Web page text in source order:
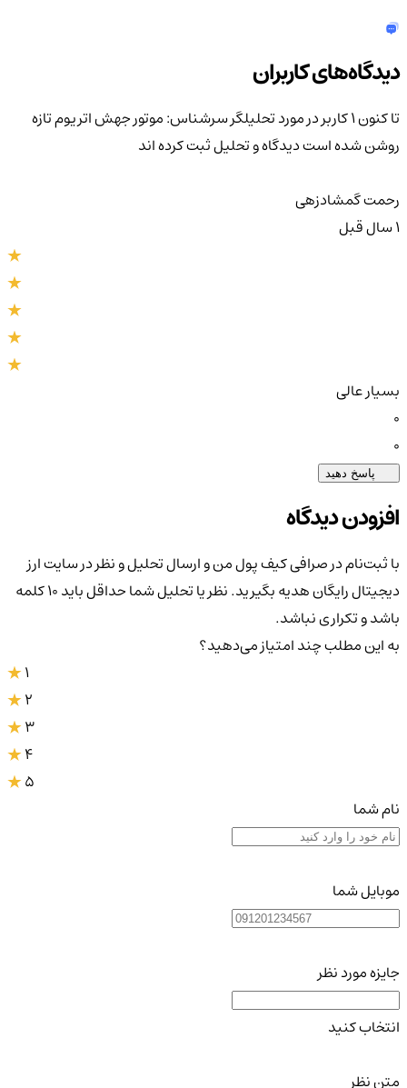
دیدگاه‌های کاربران
تا کنون 1 کاربر در مورد
تحلیلگر سرشناس: موتور جهش اتریوم تازه
روشن شده استدیدگاه و تحلیل ثبت کرده اند
رحمت گمشادزهی
بسیار عالی
پاسخ دهید
افزودن دیدگاه
با ثبت‌نام در صرافی کیف پول من و ارسال تحلیل و نظر در سایت ارز
دیجیتال رایگان هدیه بگیرید. نظر یا تحلیل شما حداقل باید ۱۰ کلمه
باشد و تکراری نباشد.
به این مطلب چند امتیاز می‌دهید؟
3
4
5
نام شما
موبایل شما
جایزه مورد نظر
انتخاب کنید
متن نظر